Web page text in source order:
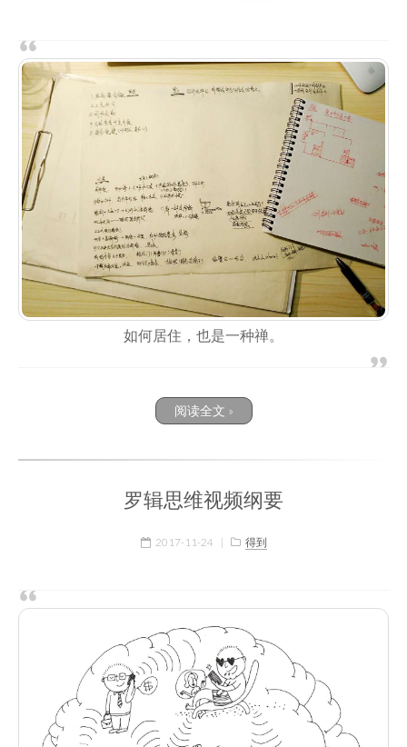
如何居住，也是一种禅。
阅读全文 »
罗辑思维视频纲要
2017-11-24 | 得到